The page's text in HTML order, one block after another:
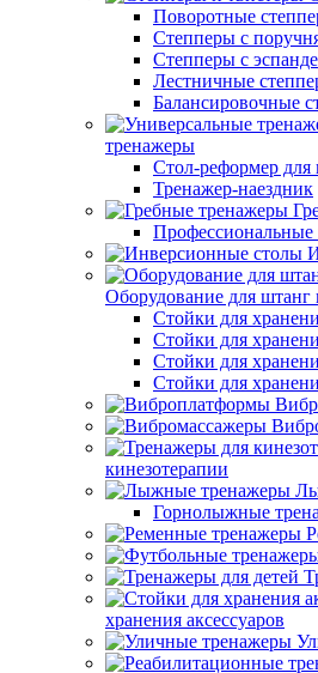
Поворотные
Степперы с
Степперы с
Лестничные
Балансировочные
тренажеры
Стол-реформер для
Тренажер-наездник
Оборудование для штанг
Стойки для
Стойки для
Стойки для
Стойки для
кинезотерапии
Горнолыжные
хранения аксессуаров